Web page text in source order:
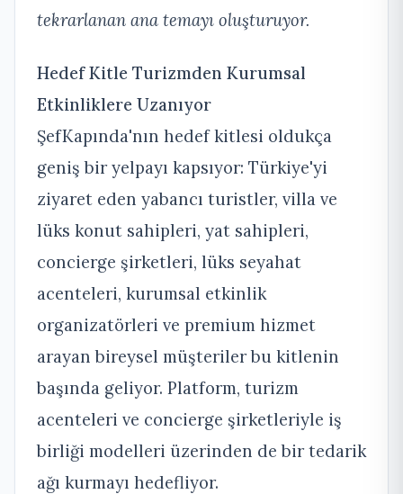
tekrarlanan ana temayı oluşturuyor.
Hedef Kitle Turizmden Kurumsal
Etkinliklere Uzanıyor
ŞefKapında'nın hedef kitlesi oldukça
geniş bir yelpayı kapsıyor: Türkiye'yi
ziyaret eden yabancı turistler, villa ve
lüks konut sahipleri, yat sahipleri,
concierge şirketleri, lüks seyahat
acenteleri, kurumsal etkinlik
organizatörleri ve premium hizmet
arayan bireysel müşteriler bu kitlenin
başında geliyor. Platform, turizm
acenteleri ve concierge şirketleriyle iş
birliği modelleri üzerinden de bir tedarik
ağı kurmayı hedefliyor.